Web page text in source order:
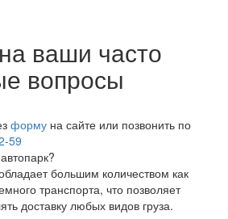
ваши часто
вопросы
форму на сайте или позвонить по
59
большим количеством как
транспорта, что позволяет
доставку любых видов груза.